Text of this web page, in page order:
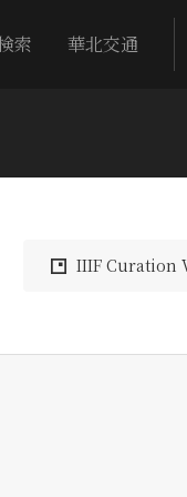
索 華北交通
IIIF Curation